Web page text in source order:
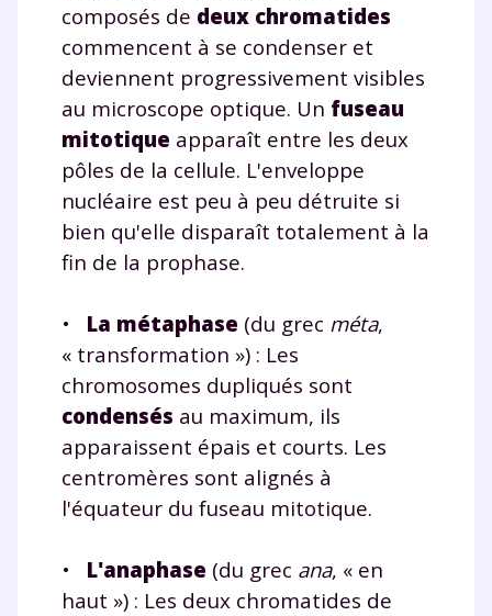
composés de deux chromatides
commencent à se condenser et
deviennent progressivement visibles
au microscope optique. Un fuseau
mitotique apparaît entre les deux
pôles de la cellule. L'enveloppe
nucléaire est peu à peu détruite si
bien qu'elle disparaît totalement à la
fin de la prophase.
• La métaphase (du grec méta,
« transformation ») : Les
chromosomes dupliqués sont
condensés au maximum, ils
apparaissent épais et courts. Les
centromères sont alignés à
l'équateur du fuseau mitotique.
• L'anaphase (du grec ana, « en
haut ») : Les deux chromatides de